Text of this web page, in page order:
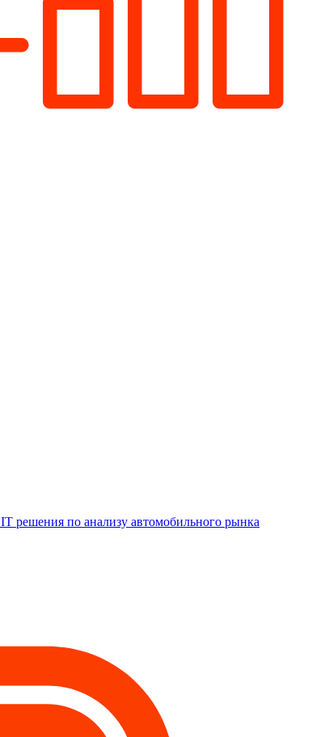
IT решения по анализу автомобильного рынка